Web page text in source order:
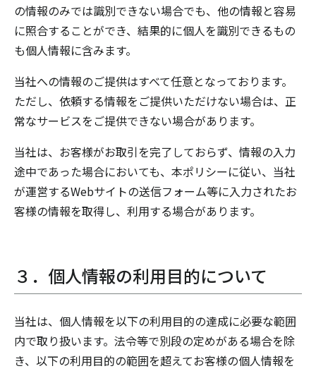
の情報のみでは識別できない場合でも、他の情報と容易
に照合することができ、結果的に個人を識別できるもの
も個人情報に含みます。
当社への情報のご提供はすべて任意となっております。
ただし、依頼する情報をご提供いただけない場合は、正
常なサービスをご提供できない場合があります。
当社は、お客様がお取引を完了しておらず、情報の入力
途中であった場合においても、本ポリシーに従い、当社
が運営するWebサイトの送信フォーム等に入力されたお
客様の情報を取得し、利用する場合があります。
３．個人情報の利用目的について
当社は、個人情報を以下の利用目的の達成に必要な範囲
内で取り扱います。法令等で別段の定めがある場合を除
き、以下の利用目的の範囲を超えてお客様の個人情報を